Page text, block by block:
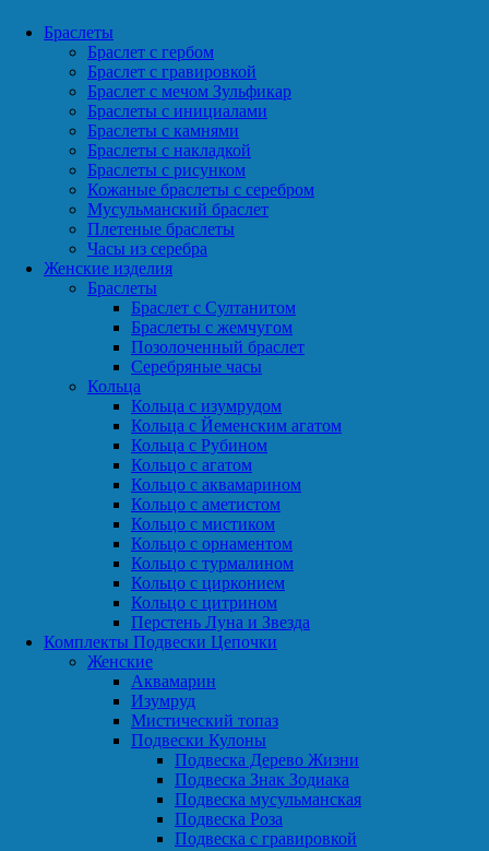
Браслеты
Браслет с гербом
Браслет с гравировкой
Браслет с мечом Зульфикар
Браслеты с инициалами
Браслеты с камнями
Браслеты с накладкой
Браслеты с рисунком
Кожаные браслеты с серебром
Мусульманский браслет
Плетеные браслеты
Часы из серебра
Женские изделия
Браслеты
Браслет с Султанитом
Браслеты с жемчугом
Позолоченный браслет
Серебряные часы
Кольца
Кольца с изумрудом
Кольца с Йеменским агатом
Кольца с Рубином
Кольцо с агатом
Кольцо с аквамарином
Кольцо с аметистом
Кольцо с мистиком
Кольцо с орнаментом
Кольцо с турмалином
Кольцо с цирконием
Кольцо с цитрином
Перстень Луна и Звезда
Комплекты Подвески Цепочки
Женские
Аквамарин
Изумруд
Мистический топаз
Подвески Кулоны
Подвеска Дерево Жизни
Подвеска Знак Зодиака
Подвеска мусульманская
Подвеска Роза
Подвеска с гравировкой